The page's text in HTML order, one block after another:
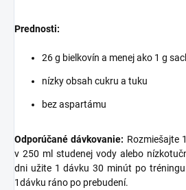
Prednosti:
26 g bielkovín a menej ako 1 g
nízky obsah cukru a tuku
bez aspartámu
Odporúčané dávkovanie: Rozmiešajte
v 250 ml studenej vody alebo
dni užite 1 dávku 30 minút po
1dávku ráno po prebudení.